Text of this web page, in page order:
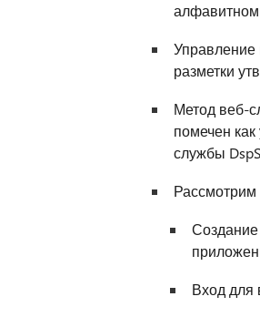
алфавитном
Управление
разметки
Метод веб-
помечен
службы
Вход для